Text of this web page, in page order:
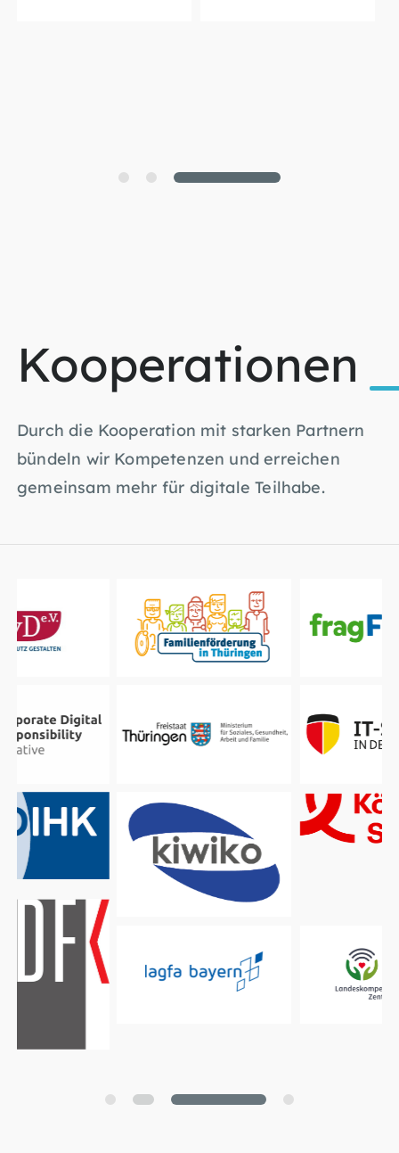
Kooperationen
Durch die Kooperation mit starken Partnern
bündeln wir Kompetenzen und erreichen
gemeinsam mehr für digitale Teilhabe.